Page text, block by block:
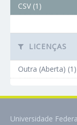
CSV (1)
LICENÇAS
Outra (Aberta) (1)
Universidade